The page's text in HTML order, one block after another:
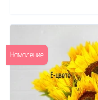
Намаление